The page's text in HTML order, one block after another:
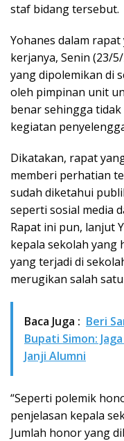
staf bidang tersebut.
Yohanes dalam
kerjanya, Senin (23/
yang dipolemikan di
oleh pimpinan unit
benar sehingga
kegiatan
Dikatakan, rapat
memberi perhatian
sudah diketahui
seperti sosial media
Rapat ini pun, lanjut
kepala sekolah
yang terjadi di
merugikan salah
Baca Juga : Beri
Bupati Simon:
Janji Alumni
“Seperti polemik
penjelasan kepala
Jumlah honor yang